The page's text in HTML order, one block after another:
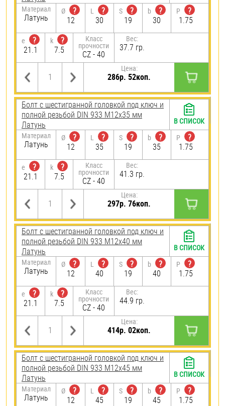
Материал
Латунь
Ø
?
12
L
?
30
S
?
19
b
?
30
P
?
1.75
e
?
21.1
k
?
7.5
Класс
прочности
CZ - 40
Вес:
37.7 гр.
Цена:
286р. 52коп.
Болт с шестигранной головкой под ключ и
полной резьбой DIN 933 М12х35 мм
Латунь
Материал
Латунь
Ø
?
12
L
?
35
S
?
19
b
?
35
P
?
1.75
e
?
21.1
k
?
7.5
Класс
прочности
CZ - 40
Вес:
41.3 гр.
Цена:
297р. 76коп.
В СПИСОК
Болт с шестигранной головкой под ключ и
полной резьбой DIN 933 М12х40 мм
Латунь
Материал
Латунь
Ø
?
12
L
?
40
S
?
19
b
?
40
P
?
1.75
e
?
21.1
k
?
7.5
Класс
прочности
CZ - 40
Вес:
44.9 гр.
Цена:
414р. 02коп.
В СПИСОК
Болт с шестигранной головкой под ключ и
полной резьбой DIN 933 М12х45 мм
Латунь
Материал
Латунь
Ø
?
12
L
?
45
S
?
19
b
?
45
P
?
1.75
В СПИСОК